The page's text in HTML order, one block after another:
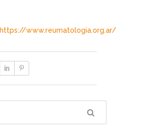
https://www.reumatologia.org.ar/